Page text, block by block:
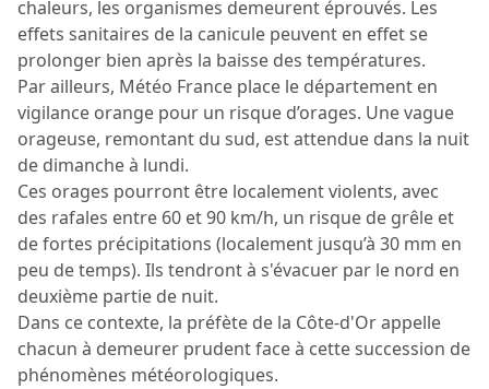
chaleurs, les organismes demeurent éprouvés. Les
effets sanitaires de la canicule peuvent en effet se
prolonger bien après la baisse des températures.
Par ailleurs, Météo France place le département en
vigilance orange pour un risque d’orages. Une vague
orageuse, remontant du sud, est attendue dans la nuit
de dimanche à lundi.
Ces orages pourront être localement violents, avec
des rafales entre 60 et 90 km/h, un risque de grêle et
de fortes précipitations (localement jusqu’à 30 mm en
peu de temps). Ils tendront à s'évacuer par le nord en
deuxième partie de nuit.
Dans ce contexte, la préfète de la Côte-d'Or appelle
chacun à demeurer prudent face à cette succession de
phénomènes météorologiques.